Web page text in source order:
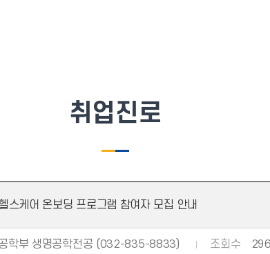
취업진로
스케어 온보딩 프로그램 참여자 모집 안내
학부 생명공학전공 (032-835-8833) 조회수